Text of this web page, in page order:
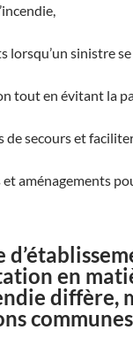
lorsqu’un sinistre se
tout en évitant la
de secours et
aménagements
en
diffère,